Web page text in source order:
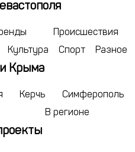
22
30 31
5 6 7
Происшествия
Культура Спорт Разное
Крыма
Керчь
Симферополь
В регионе